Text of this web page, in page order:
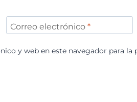
Correo electrónico *
y web en este navegador para la